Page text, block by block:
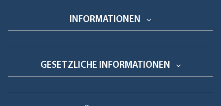
Effektfolien, Pop Up Materialien, Papier bis hin zum meist
beim Drucken auf Selbstklebefolien sollten ein paar Dinge
INFORMATIONEN
GESETZLICHE INFORMATIONEN